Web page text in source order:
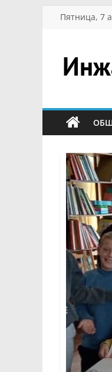
Перейти
Пятница, 7
сельский
портал